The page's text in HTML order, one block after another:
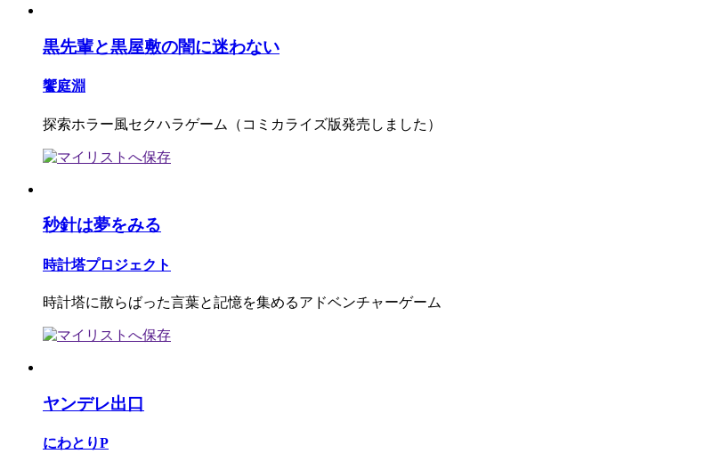
黒先輩と黒屋敷の闇に迷わない
饗庭淵
探索ホラー風セクハラゲーム（コミカライズ版発売しました）
秒針は夢をみる
時計塔プロジェクト
時計塔に散らばった言葉と記憶を集めるアドベンチャーゲーム
ヤンデレ出口
にわとりP